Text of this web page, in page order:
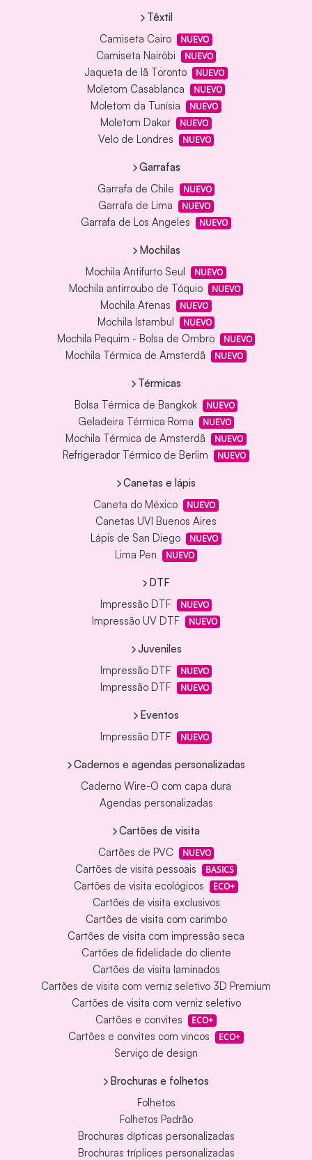
Têxtil
Camiseta Cairo
NUEVO
Camiseta Nairóbi NUEVO
Jaqueta de lã Toronto NUEVO
Moletom Casablanca NUEVO
Moletom da Tunísia NUEVO
Moletom Dakar NUEVO
Velo de Londres NUEVO
Garrafas
Garrafa de Chile
NUEVO
Garrafa de Lima NUEVO
Garrafa de Los Angeles NUEVO
Mochilas
Mochila Antifurto Seul
NUEVO
Mochila antirroubo de Tóquio NUEVO
Mochila Atenas NUEVO
Mochila Istambul NUEVO
Mochila Pequim - Bolsa de Ombro NUEVO
Mochila Térmica de Amsterdã NUEVO
Térmicas
Bolsa Térmica de Bangkok
NUEVO
Geladeira Térmica Roma NUEVO
Mochila Térmica de Amsterdã NUEVO
Refrigerador Térmico de Berlim NUEVO
Canetas e lápis
Caneta do México
NUEVO
Canetas UVI Buenos Aires
Lápis de San Diego
NUEVO
Lima Pen NUEVO
DTF
Impressão DTF
NUEVO
Impressão UV DTF NUEVO
Juveniles
Impressão DTF
NUEVO
Impressão DTF NUEVO
Eventos
Impressão DTF
NUEVO
Cadernos e agendas personalizadas
Caderno Wire-O com capa dura
Agendas personalizadas
Cartões de visita
Cartões de PVC
NUEVO
Cartões de visita pessoais BASICS
Cartões de visita ecológicos ECO+
Cartões de visita exclusivos
Cartões de visita com carimbo
Cartões de visita com impressão seca
Cartões de fidelidade do cliente
Cartões de visita laminados
Cartões de visita com verniz seletivo 3D Premium
Cartões de visita com verniz seletivo
Cartões e convites
ECO+
Cartões e convites com vincos ECO+
Serviço de design
Brochuras e folhetos
Folhetos
Folhetos Padrão
Brochuras dípticas personalizadas
Brochuras tríplices personalizadas